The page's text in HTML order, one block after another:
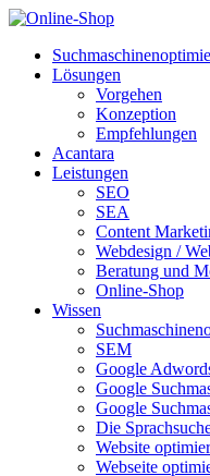
Lösungen
Vorgehen
Konzeption
Empfehlungen
Acantara
Leistungen
SEO
SEA
Content
Webdesign /
Beratung und
Online-Shop
Wissen
SEM
Google
Google
Google
Die
Website
Webseite